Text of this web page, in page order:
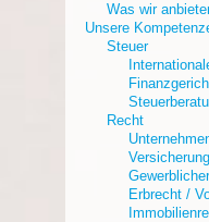
Was wir
Unsere
Steuer
Recht
Erbrecht /